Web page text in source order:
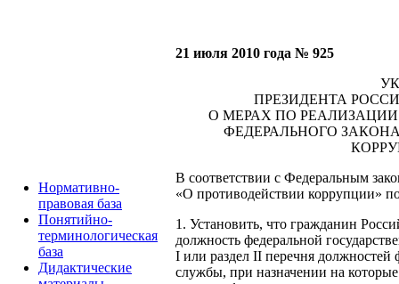
Нормативно-
правовая база
Понятийно-
терминологическая
база
Дидактические
21 июля 2010 года № 925
ПРЕЗИДЕНТА
О МЕРАХ ПО
ФЕДЕРАЛЬНОГО
В соответствии с Федеральным
«О противодействии коррупции»
1. Установить, что гражданин
должность федеральной
I или раздел II перечня должностей
службы, при назначении на